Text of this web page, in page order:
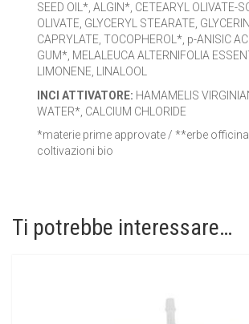
SEED OIL*, ALGIN*, CETEARYL OLIVATE-
OLIVATE, GLYCERYL STEARATE,
CAPRYLATE, TOCOPHEROL*, p-ANISIC
GUM*, MELALEUCA ALTERNIFOLIA
LIMONENE, LINALOOL
INCI ATTIVATORE: HAMAMELIS
WATER*, CALCIUM CHLORIDE
*materie prime approvate / **erbe
coltivazioni bio
Ti potrebbe interessare…